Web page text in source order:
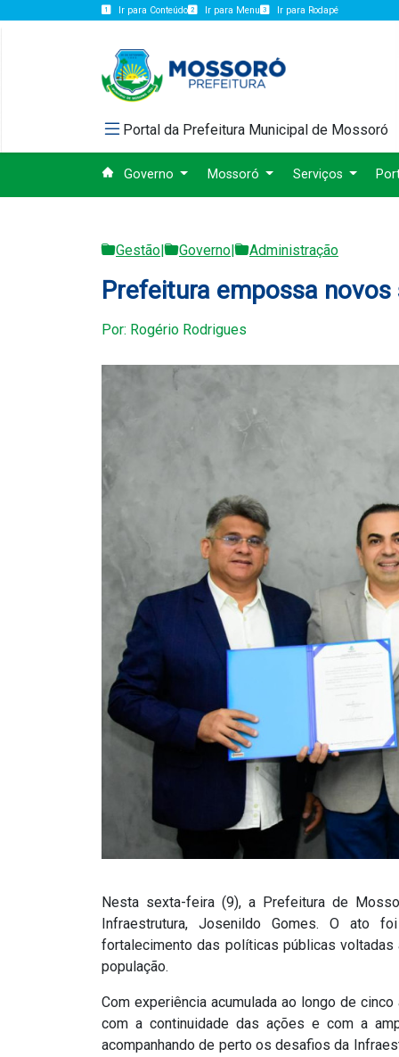
Ir para Conteúdo Ir para Menu Ir para Rodapé
Portal da Prefeitura Municipal de Mossoró
Governo Mossoró Serviços
Gestão| Governo| Administração
Prefeitura empossa
Por: Rogério Rodrigues
Nesta sexta-feira (9), a Prefeitura de
Infraestrutura, Josenildo Gomes. O ato
fortalecimento das políticas públicas
população.
Com experiência acumulada ao longo de
com a continuidade das ações e com a
acompanhando de perto os desafios da